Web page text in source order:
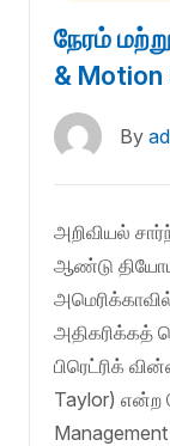
நேரம்
& Motion
By
அறிவியல்
ஆண்டு
அதிகரிக்கத்
பிரெட்ரிக்
Taylor) என்ற